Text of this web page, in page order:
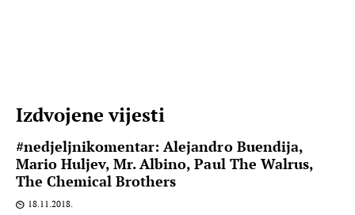
Izdvojene vijesti
#nedjeljnikomentar: Alejandro Buendija,
Mario Huljev, Mr. Albino, Paul The Walrus,
The Chemical Brothers
18.11.2018.